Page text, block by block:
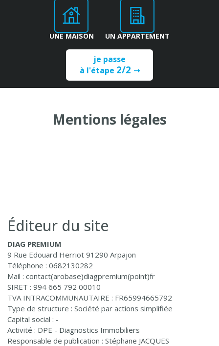
UNE MAISON UN APPARTEMENT
je passe
à l'étape 2/2
Mentions légales
Éditeur du site
DIAG PREMIUM
9 Rue Edouard Herriot 91290 Arpajon
Téléphone : 0682130282
Mail : contact(arobase)diagpremium(point)fr
SIRET : 994 665 792 00010
TVA INTRACOMMUNAUTAIRE : FR65994665792
Type de structure : Société par actions simplifiée
Capital social : -
Activité : DPE - Diagnostics Immobiliers
Responsable de publication : Stéphane JACQUES